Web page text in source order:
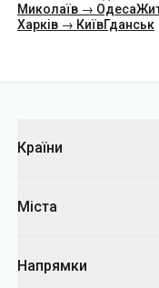
Миколаїв → Одеса
Харків → КиївГданськ
Країни
Міста
Напрямки